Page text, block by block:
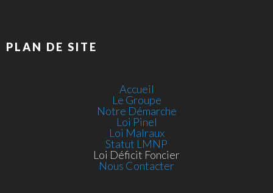
PLAN DE SITE
Accueil
Le Groupe
Notre Démarche
Loi Pinel
Loi Malraux
Statut LMNP
Loi Déficit Foncier
Nous Contacter